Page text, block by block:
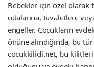
Bebekler için özel olarak
odalarına, tuvaletlere
engeller. Çocukların
önüne alındığında, bu
cocukkilidi.net, bu